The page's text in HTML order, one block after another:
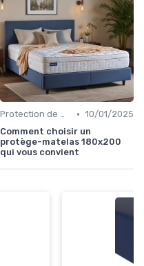
Protection de matelas • 10/01/2025
Comment choisir un
protège-matelas 180x200
qui vous convient